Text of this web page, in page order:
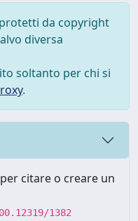
da copyright
diversa
soltanto per chi si
.
citare o creare un
1382